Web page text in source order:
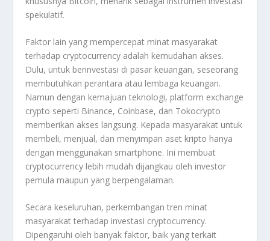
spekulatif.
Faktor lain yang mempercepat minat masyarakat
terhadap cryptocurrency adalah kemudahan akses.
Dulu, untuk berinvestasi di pasar keuangan, seseorang
membutuhkan perantara atau lembaga keuangan.
Namun dengan kemajuan teknologi, platform exchange
crypto seperti Binance, Coinbase, dan Tokocrypto
memberikan akses langsung. Kepada masyarakat untuk
membeli, menjual, dan menyimpan aset kripto hanya
dengan menggunakan smartphone. Ini membuat
cryptocurrency lebih mudah dijangkau oleh investor
pemula maupun yang berpengalaman.
Secara keseluruhan, perkembangan tren minat
masyarakat terhadap investasi cryptocurrency.
Dipengaruhi oleh banyak faktor, baik yang terkait